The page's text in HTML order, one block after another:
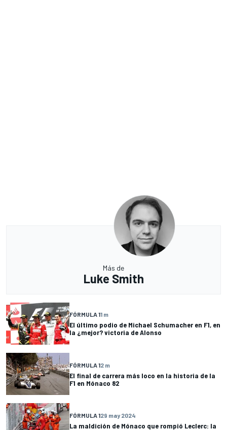
Más de
Luke Smith
FÓRMULA 11 m
El último podio de Michael Schumacher en F1, en
la ¿mejor? victoria de Alonso
FÓRMULA 12 m
El final de carrera más loco en la historia de la
F1 en Mónaco 82
FÓRMULA 129 may 2024
La maldición de Mónaco que rompió Leclerc: la